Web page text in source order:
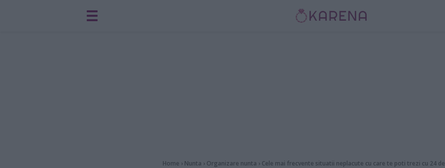
Home › Nunta › Organizare nunta › Cele mai frecvente situatii neplacute cu care te poti trezi cu 24